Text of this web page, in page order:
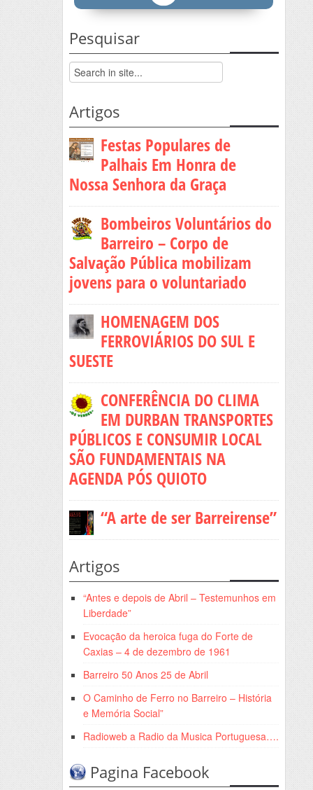
Pesquisar
Artigos
Festas Populares de
Palhais Em Honra de
Nossa Senhora da Graça
Bombeiros Voluntários do
Barreiro – Corpo de
Salvação Pública mobilizam
jovens para o voluntariado
HOMENAGEM DOS
FERROVIÁRIOS DO SUL E
SUESTE
CONFERÊNCIA DO CLIMA
EM DURBAN TRANSPORTES
PÚBLICOS E CONSUMIR LOCAL
SÃO FUNDAMENTAIS NA
AGENDA PÓS QUIOTO
“A arte de ser Barreirense”
Artigos
“Antes e depois de Abril – Testemunhos em
Liberdade”
Evocação da heroica fuga do Forte de
Caxias – 4 de dezembro de 1961
Barreiro 50 Anos 25 de Abril
O Caminho de Ferro no Barreiro – História
e Memória Social”
Radioweb a Radio da Musica Portuguesa….
Pagina Facebook